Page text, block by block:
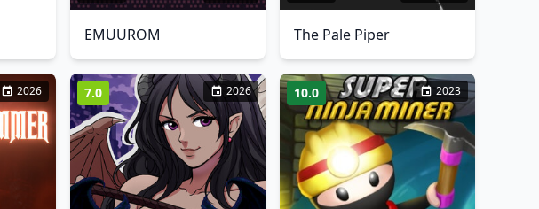
EMUUROM The Pale Piper
2026 7.0 2026 10.0 2023